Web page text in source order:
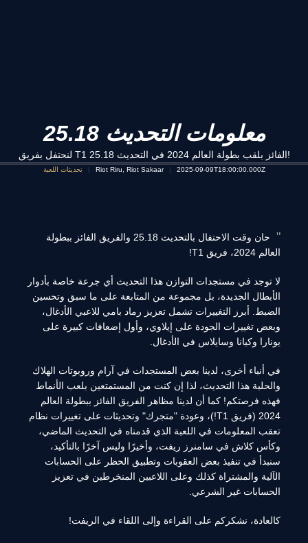
معلومات التحديث 25.18
لنحتفل بفريق T1 الفائز بلقب بطولة العالم 2024 في التحديث 25.18!
تحديثات اللعبة Riot Riru, Riot Sakaar 2025-09-09T18:00:00.000Z
حان وقت الاحتفال بالتحديث 25.18 والفريق الفائز ببطولة
العالم 2024، فريق T1!
لا توجد في مستجدات التوازن هذا التحديث أي جرعة خاصة بأدوار
الأبطال الجديدة، بل مجموعة من المتابعة على ما سبق وتحسين
الضبط. أبرز التغييرات تشمل تعزيز رماد بامي للاعبي الأدغال،
وبعض تغييرات الجودة على إيلاوي، وأول إضعافات كبيرة على
يونارا وكيانا وسايلاس في الأدغال.
في أنباء أخرى، لدينا بعض المستجدات في آرام وروبوتات الهلاك
والحلبة هذا التحديث، لذا إن كنت من المستمتعين بلعب الأنماط
فهذه فرصتكم! كما أن لدينا مظاهر الفريق الفائز ببطولة العالم
2024 (فريق T1!)، وعودة "متجرك" وتحديثات على تغييرات نظام
تعقب المعلومات في اللعبة الذي قدمناه في التحديث الماضي،
وكأس كلاش في سامنرز ريفت، وأخيرًا وليس آخرًا بالتأكيد،
سنبدأ في تنفيذ بعض العقوبات وتطبيق الحظر على الحسابات
الآلية والمشتراة كذلك وعلى اللاعبين المنخرطين في تعزيز
الحسابات غير الشرعي.
كالعادة، نشكركم على القراءة وإلى اللقاء في الريفت!